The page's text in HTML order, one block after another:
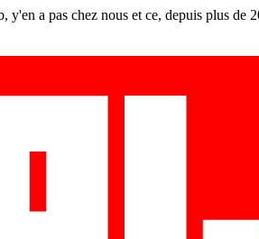
a pas chez nous et ce, depuis plus de